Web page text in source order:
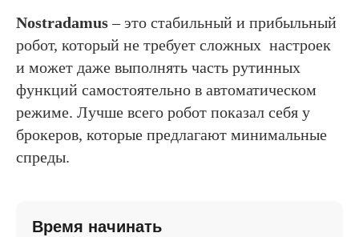
Nostradamus– это стабильный и прибыльный
робот, который не требует сложных настроек
и может даже выполнять часть рутинных
функций самостоятельно в автоматическом
режиме. Лучше всего робот показал себя у
брокеров, которые предлагают минимальные
спреды.
Время начинать